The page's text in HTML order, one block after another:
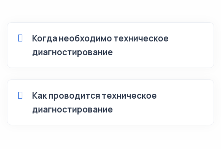
Когда необходимо техническое
диагностирование
Как проводится техническое
диагностирование